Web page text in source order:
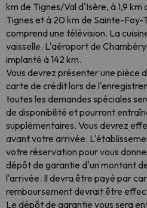
km de Tignes/Val d'Isère, à 1,9
Tignes et à 20 km de Sainte-
comprend une télévision. La
vaisselle. L'aéroport de
implanté à 142 km.
Vous devrez présenter une pièce
carte de crédit lors de
toutes les demandes spéciales
de disponibilité et pourront
supplémentaires. Vous devrez
avant votre arrivée.
votre réservation pour vous
dépôt de garantie d'un montant
l'arrivée. Il devra être payé par
remboursement devrait être
Le dépôt de garantie vous sera